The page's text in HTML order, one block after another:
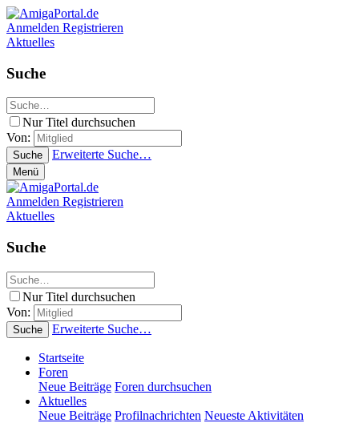
Anmelden Registrieren
Aktuelles
Suche
Nur Titel durchsuchen
Von:
Suche Erweiterte Suche…
Menü
Anmelden Registrieren
Aktuelles
Suche
Nur Titel durchsuchen
Von:
Suche Erweiterte Suche…
Startseite
Foren
Neue Beiträge Foren durchsuchen
Aktuelles
Neue Beiträge Profilnachrichten Neueste Aktivitäten